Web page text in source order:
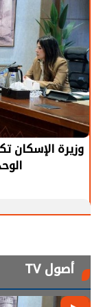
الرئيس
يحتاج إلى
أصول TV